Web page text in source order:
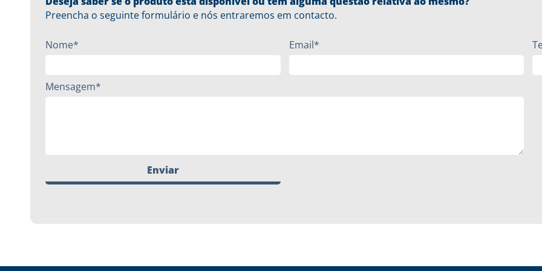
Preencha o seguinte formulário e nós entraremos em contacto.
Nome* Email*
Mensagem*
Enviar